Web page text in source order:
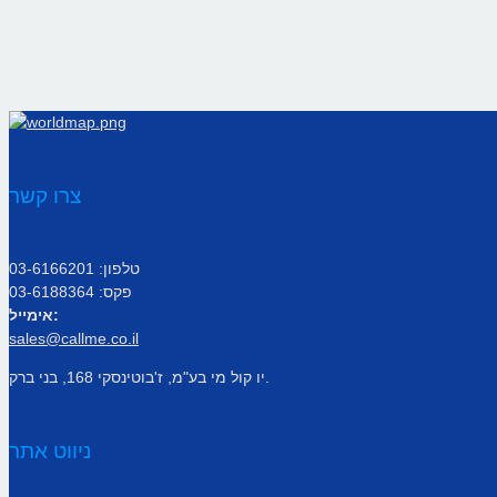
צרו קשר
טלפון: 03-6166201
פקס: 03-6188364
אימייל:
sales@callme.co.il
ניווט אתר